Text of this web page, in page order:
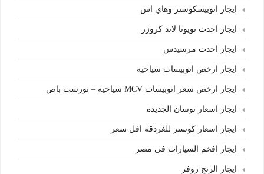
ايجار اتوبيسكوستر وهاي اس
ايجار احدث تويوتا لاند كروزر
ايجار احدث مرسيدس
ايجار ارخص اتوبيسات سياحية
ايجار ارخص سعر اتوبيسات MCV سياحية – تورست باص
ايجار اسعار توسان الجديدة
ايجار اسعار كوستر للغردقة اقل سعر
ايجار افخم السيارات في مصر
ايجار الرنج روفر